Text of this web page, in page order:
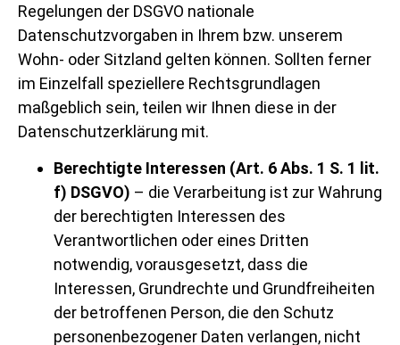
Regelungen der DSGVO nationale
Datenschutzvorgaben in Ihrem bzw. unserem
Wohn- oder Sitzland gelten können. Sollten ferner
im Einzelfall speziellere Rechtsgrundlagen
maßgeblich sein, teilen wir Ihnen diese in der
Datenschutzerklärung mit.
Berechtigte Interessen (Art. 6 Abs. 1 S. 1 lit.
f) DSGVO) – die Verarbeitung ist zur Wahrung
der berechtigten Interessen des
Verantwortlichen oder eines Dritten
notwendig, vorausgesetzt, dass die
Interessen, Grundrechte und Grundfreiheiten
der betroffenen Person, die den Schutz
personenbezogener Daten verlangen, nicht